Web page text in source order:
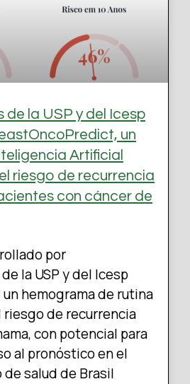
de la USP y del Icesp
un
Artificial
riesgo de recurrencia
con cáncer de
por
la USP y del Icesp
hemograma de rutina
riesgo de recurrencia
con potencial para
al pronóstico en el
salud de Brasil